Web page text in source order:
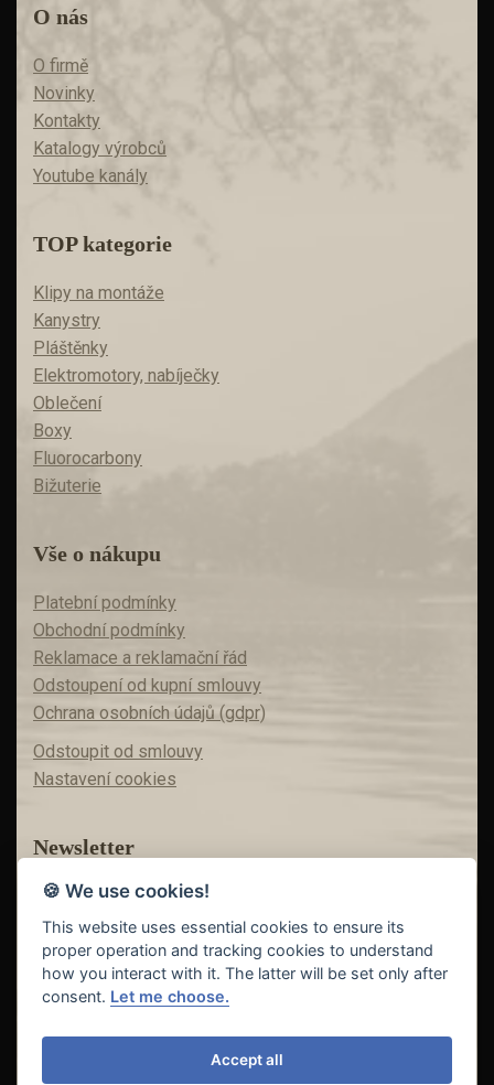
O nás
O firmě
Novinky
Kontakty
Katalogy výrobců
Youtube kanály
TOP kategorie
Klipy na montáže
Kanystry
Pláštěnky
Elektromotory, nabíječky
Oblečení
Boxy
Fluorocarbony
Bižuterie
Vše o nákupu
Platební podmínky
Obchodní podmínky
Reklamace a reklamační řád
Odstoupení od kupní smlouvy
Ochrana osobních údajů (gdpr)
Odstoupit od smlouvy
Nastavení cookies
Newsletter
Máte zájem o akční nabídky?
Teď už vám nic neunikne!
🍪 We use cookies!
This website uses essential cookies to ensure its
proper operation and tracking cookies to understand
how you interact with it. The latter will be set only after
consent. Let me choose.
Accept all